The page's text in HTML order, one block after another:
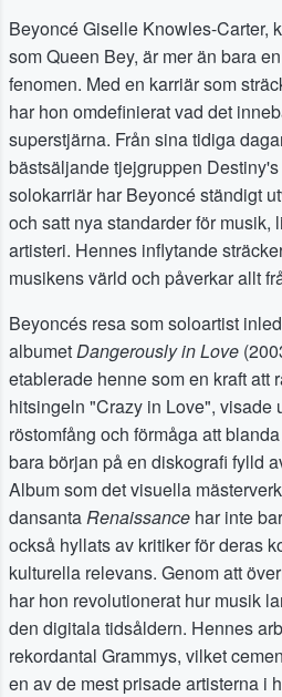
Beyoncé Giselle Knowles-Carter,
som Queen Bey, är mer än bara
fenomen. Med en karriär som
har hon omdefinierat vad det
superstjärna. Från sina tidiga
bästsäljande tjejgruppen
solokarriär har Beyoncé ständigt
och satt nya standarder för musik,
artisteri. Hennes inflytande
musikens värld och påverkar allt
Beyoncés resa som soloartist
albumetDangerously in Love
etablerade henne som en kraft att
hitsingeln "Crazy in Love", visade
röstomfång och förmåga att
bara början på en diskografi fylld
Album som det visuella
dansantaRenaissance har inte
också hyllats av kritiker för deras
kulturella relevans. Genom att
har hon revolutionerat hur musik
den digitala tidsåldern. Hennes
rekordantal Grammys, vilket
en av de mest prisade artisterna i